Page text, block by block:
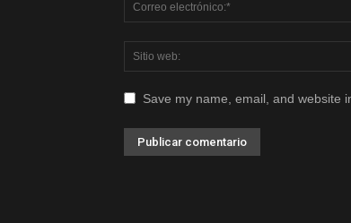
Save my name, email, and website